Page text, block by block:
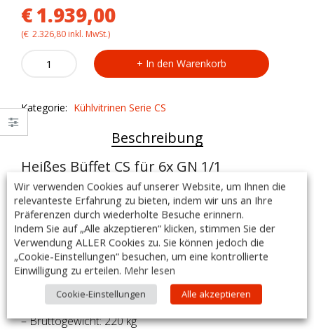
€1.939,00
(€ 2.326,80 inkl. MwSt.)
6x
1/1
In den Warenkorb
Kategorie: Kühlvitrinen Serie CS
Beschreibung
Heißes Büffet CS für 6x GN 1/1
Ausführung:
–für 6x GN 1/1
– Maße: 2200 x 900 x 850mm
– Spannung: 230 Volt / 50 Hz
– max. Leistungsaufnahme: 4,5 kW
– Temperaturbereich: +30°C bis +90°C
– LED – Beleuchtung
– Fahrbar
– Bruttogewicht: 220 kg
Wir verwenden Cookies auf unserer Website, um Ihnen die
relevanteste Erfahrung zu bieten, indem wir uns an Ihre
Präferenzen durch wiederholte Besuche erinnern.
Indem Sie auf „Alle akzeptieren“ klicken, stimmen Sie der
Verwendung ALLER Cookies zu. Sie können jedoch die
„Cookie-Einstellungen“ besuchen, um eine kontrollierte
Einwilligung zu erteilen. Mehr lesen
Cookie-Einstellungen Alle akzeptieren